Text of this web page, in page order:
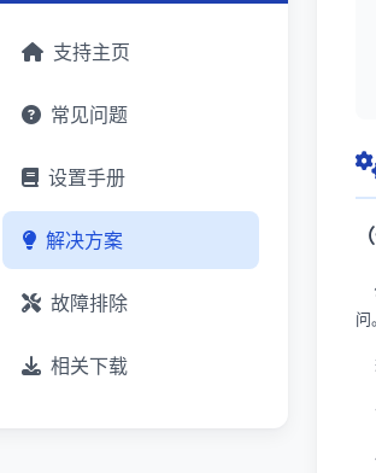
支持主页
常见问题
设置手册
解决方案
故障排除
相关下载
问。